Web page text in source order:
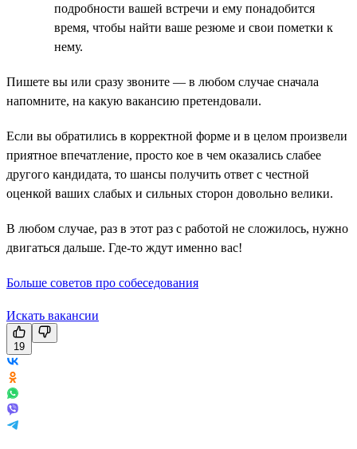
подробности вашей встречи и ему понадобится
время, чтобы найти ваше резюме и свои пометки к
нему.
Пишете вы или сразу звоните — в любом случае сначала
напомните, на какую вакансию претендовали.
Если вы обратились в корректной форме и в целом произвели
приятное впечатление, просто кое в чем оказались слабее
другого кандидата, то шансы получить ответ с честной
оценкой ваших слабых и сильных сторон довольно велики.
В любом случае, раз в этот раз с работой не сложилось, нужно
двигаться дальше. Где-то ждут именно вас!
Больше советов про собеседования
Искать вакансии
19